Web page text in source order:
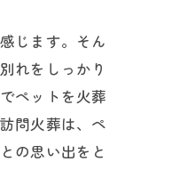
じます。そん
れをしっかり
ペットを火葬
問火葬は、ペ
の思い出をと